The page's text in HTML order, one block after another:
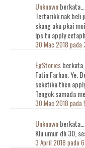
Unknownberkata…
Tertarikk nak beli
skang aku pkai
lps tu apply
30 Mac 2018 pada
EgStoriesberkata…
Fatin Farhan. Ye.
seketika then
Tengok samada
30 Mac 2018 pada
Unknownberkata…
Klu umur dh 30,
3 April 2018 pada